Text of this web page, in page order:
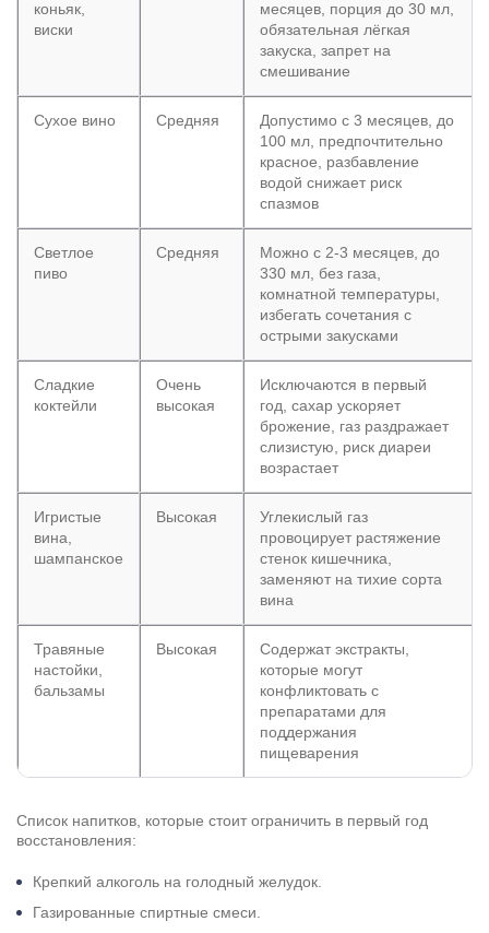
коньяк,
виски
месяцев, порция до 30 мл,
обязательная лёгкая
закуска, запрет на
смешивание
Сухое вино Средняя
Допустимо с 3 месяцев, до
100 мл, предпочтительно
красное, разбавление
водой снижает риск
спазмов
Светлое
пиво
Средняя
Можно с 2-3 месяцев, до
330 мл, без газа,
комнатной температуры,
избегать сочетания с
острыми закусками
Сладкие
коктейли
Очень
высокая
Исключаются в первый
год, сахар ускоряет
брожение, газ раздражает
слизистую, риск диареи
возрастает
Игристые
вина,
шампанское
Высокая
Углекислый газ
провоцирует растяжение
стенок кишечника,
заменяют на тихие сорта
вина
Травяные
настойки,
бальзамы
Высокая
Содержат экстракты,
которые могут
конфликтовать с
препаратами для
поддержания
пищеварения
Список напитков, которые стоит ограничить в первый год
восстановления:
Крепкий алкоголь на голодный желудок.
Газированные спиртные смеси.